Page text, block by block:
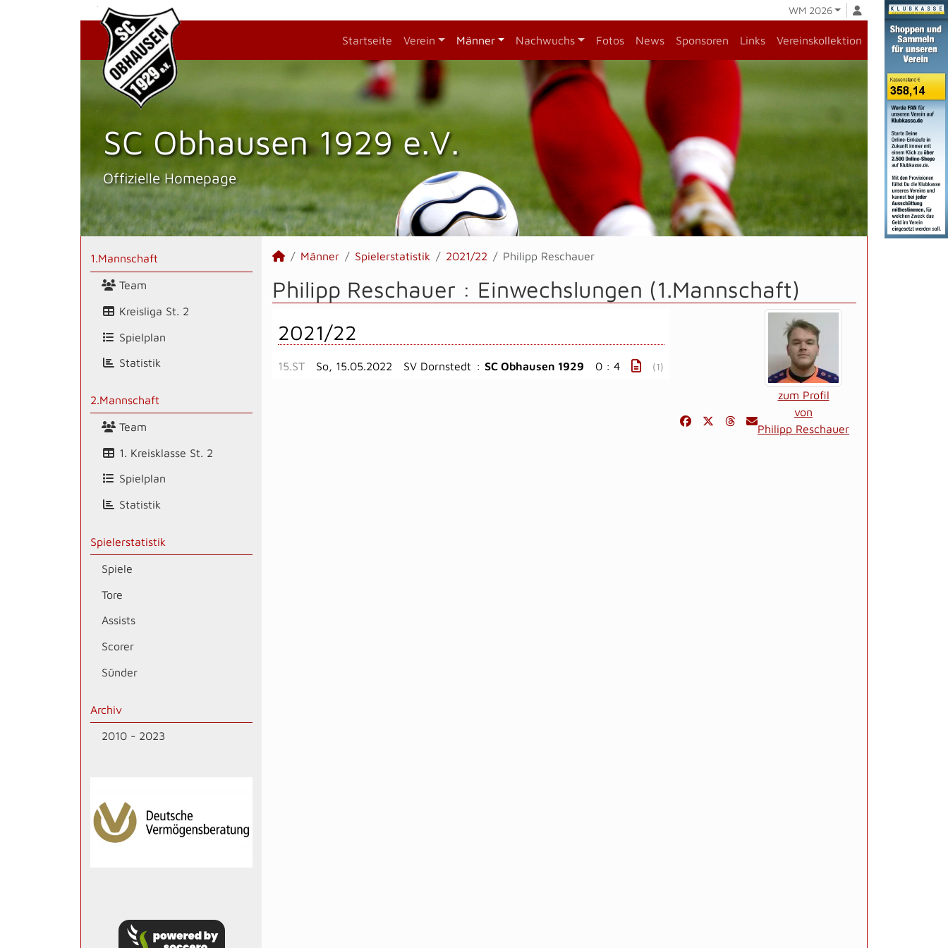
WM 2026
Startseite Verein Männer Nachwuchs Fotos News Sponsoren Links Vereinskollektion
SC Obhausen 1929 e.V.
Offizielle Homepage
1.Mannschaft
Team
Kreisliga St. 2
Spielplan
Statistik
2.Mannschaft
Team
1. Kreisklasse St. 2
Spielplan
Statistik
Spielerstatistik
Spiele
Tore
Assists
Scorer
Sünder
Archiv
2010 - 2023
Männer Spielerstatistik 2021/22 Philipp Reschauer
Philipp Reschauer : Einwechslungen (1.Mannschaft)
zum Profil
von
Philipp Reschauer
2021/22
15.ST So, 15.05.2022 SV Dornstedt : SC Obhausen 1929 0 : 4 (1)